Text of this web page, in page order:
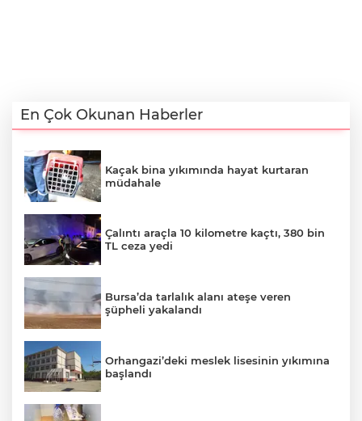
En Çok Okunan Haberler
Kaçak bina yıkımında hayat kurtaran
müdahale
Çalıntı araçla 10 kilometre kaçtı, 380 bin
TL ceza yedi
Bursa’da tarlalık alanı ateşe veren
şüpheli yakalandı
Orhangazi’deki meslek lisesinin yıkımına
başlandı